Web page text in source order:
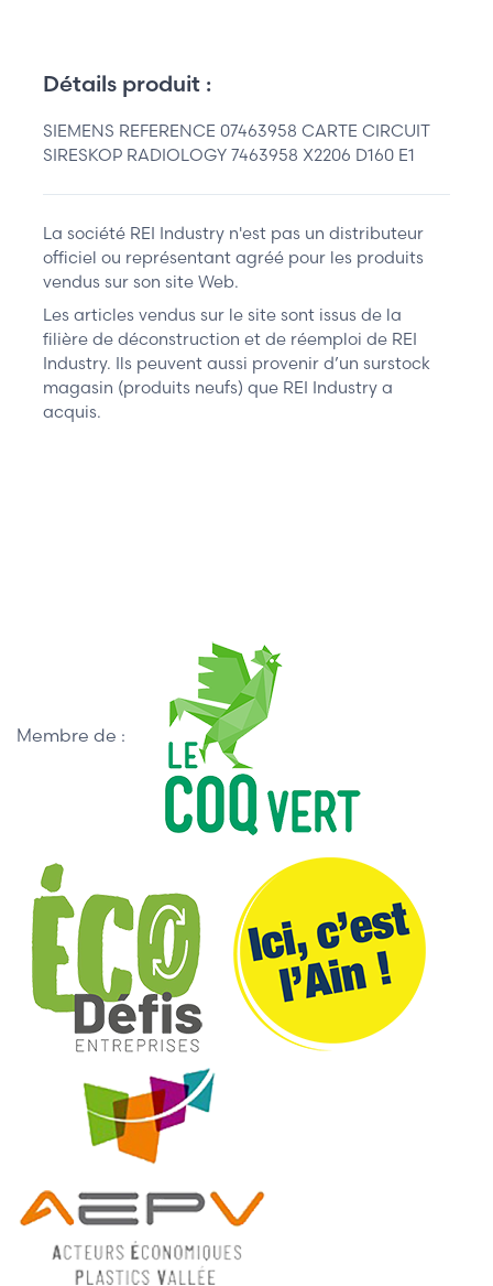
Détails produit :
SIEMENS REFERENCE 07463958 CARTE CIRCUIT
SIRESKOP RADIOLOGY 7463958 X2206 D160 E1
La société REI Industry n'est pas un distributeur
officiel ou représentant agréé pour les produits
vendus sur son site Web.
Les articles vendus sur le site sont issus de la
filière de déconstruction et de réemploi de REI
Industry. Ils peuvent aussi provenir d’un surstock
magasin (produits neufs) que REI Industry a
acquis.
Membre de :